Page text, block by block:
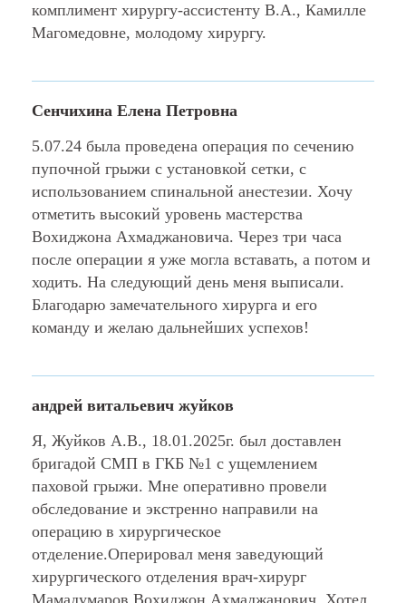
комплимент хирургу-ассистенту В.А., Камилле
Магомедовне, молодому хирургу.
Сенчихина Елена Петровна
5.07.24 была проведена операция по сечению
пупочной грыжи с установкой сетки, с
использованием спинальной анестезии. Хочу
отметить высокий уровень мастерства
Вохиджона Ахмаджановича. Через три часа
после операции я уже могла вставать, а потом и
ходить. На следующий день меня выписали.
Благодарю замечательного хирурга и его
команду и желаю дальнейших успехов!
андрей витальевич жуйков
Я, Жуйков А.В., 18.01.2025г. был доставлен
бригадой СМП в ГКБ №1 с ущемлением
паховой грыжи. Мне оперативно провели
обследование и экстренно направили на
операцию в хирургическое
отделение.Оперировал меня заведующий
хирургического отделения врач-хирург
Мамадумаров Вохиджон Ахмаджанович. Хотел